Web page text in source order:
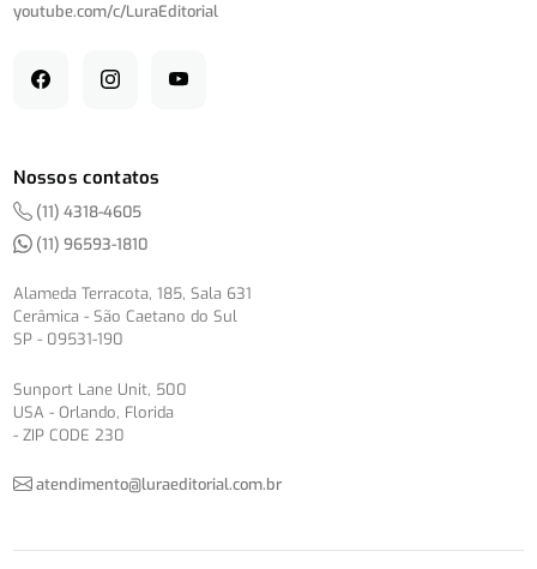
youtube.com/c/LuraEditorial
Nossos contatos
(11) 4318-4605
(11) 96593-1810
Alameda Terracota, 185, Sala 631
Cerâmica - São Caetano do Sul
SP - 09531-190
Sunport Lane Unit, 500
USA - Orlando, Florida
- ZIP CODE 230
atendimento@luraeditorial.com.br